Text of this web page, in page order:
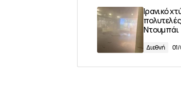
Ιρανικό
Ντουμπάι
Διεθνή